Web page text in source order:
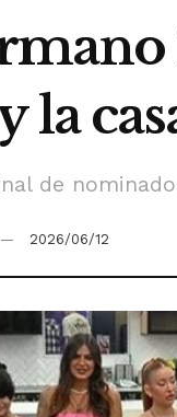
la
de
2026/06/12